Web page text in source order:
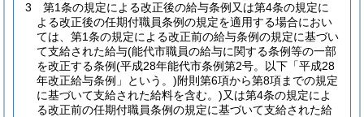
3
第1条の規定による改正後の給与条例又は第4条の規定に
よる改正後の任期付職員条例の規定を適用する場合におい
ては、第1条の規定による改正前の給与条例の規定に基づい
て支給された給与(能代市職員の給与に関する条例等の一部
を改正する条例(平成28年能代市条例第2号。以下「平成28
年改正給与条例」という。)附則第6項から第8項までの規定
に基づいて支給された給料を含む。)又は第4条の規定によ
る改正前の任期付職員条例の規定に基づいて支給された給